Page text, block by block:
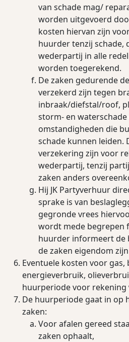
van schade mag/
worden uitgevoerd
kosten hiervan zijn
huurder tenzij schade,
wederpartij in alle
worden toegerekend.
De zaken gedurende
verzekerd zijn tegen
inbraak/diefstal/roof,
storm- en
omstandigheden die
schade kunnen leiden.
verzekering zijn voor
wederpartij, tenzij
zaken anders
Hij JK Partyverhuur
sprake is van
gegronde vrees
wordt mede begrepen
huurder informeert de
de zaken eigendom
Eventuele kosten voor gas,
energieverbruik,
huurperiode voor rekening
De huurperiode gaat in op
zaken:
Voor afalen gereed
zaken ophaalt,